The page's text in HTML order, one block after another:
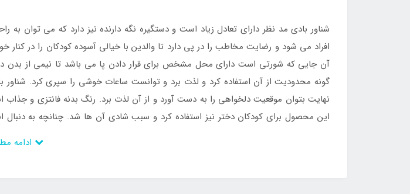
شناور بادی مد نظر دارای تعادل زیاد است و دستگیره نگه دارنده نیز دارد که می توان
افراد می شود و رضایت مخاطب را در پی دارد تا والدین با خیالی آسوده کودکان را در کنار
آن جایی که شورتی است دارای محل مشخص برای قرار دادن پا می باشد تا نیمی از بدن
گونه محدودیت از آن استفاده کرد و لذت برد و توانست ساعات خوشی را سپری کرد.
نهایت بتوان موقعیت دلخواهی را به دست آورد و از آن لذت برد. رنگ بدنه فانتزی و
این محصول برای کودکان دختر نیز استفاده کرد و سبب شادی آن ها شد. چنانچه به